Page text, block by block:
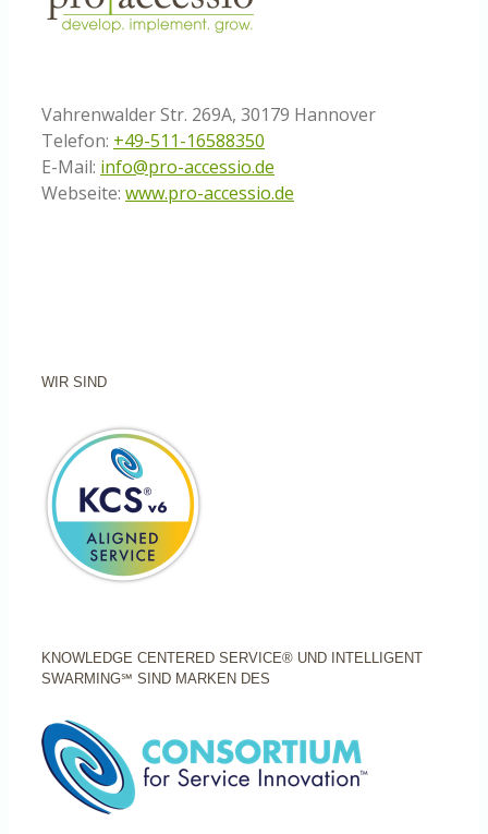
Vahrenwalder Str. 269A, 30179 Hannover
Telefon: +49-511-16588350
E-Mail: info@pro-accessio.de
Webseite: www.pro-accessio.de
WIR SIND
KNOWLEDGE CENTERED SERVICE® UND INTELLIGENT
SWARMING℠ SIND MARKEN DES